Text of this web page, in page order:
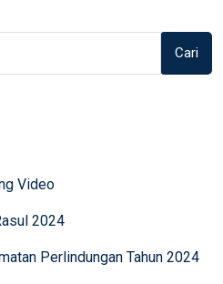
Cari
Video
2024
Perlindungan Tahun 2024